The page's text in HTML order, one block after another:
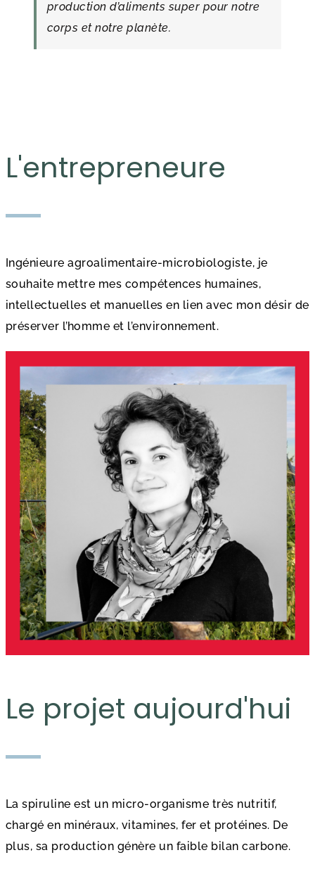
production d’aliments super pour notre
corps et notre planète.
L'entrepreneure
Ingénieure agroalimentaire-microbiologiste, je
souhaite mettre mes compétences humaines,
intellectuelles et manuelles en lien avec mon désir de
préserver l’homme et l’environnement.
Le projet aujourd'hui
La spiruline est un micro-organisme très nutritif,
chargé en minéraux, vitamines, fer et protéines. De
plus, sa production génère un faible bilan carbone.